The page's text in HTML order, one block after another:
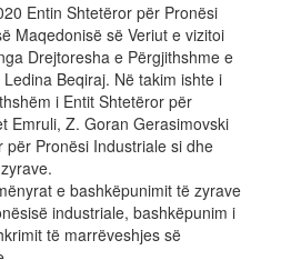
Entin Shtetëror për Pronësi
Maqedonisë së Veriut e vizitoi
Drejtoresha e Përgjithshme e
Beqiraj. Në takim ishte i
i Entit Shtetëror për
Emruli, Z. Goran Gerasimovski
për Pronësi Industriale si dhe
e bashkëpunimit të zyrave
industriale, bashkëpunim i
të marrëveshjes së